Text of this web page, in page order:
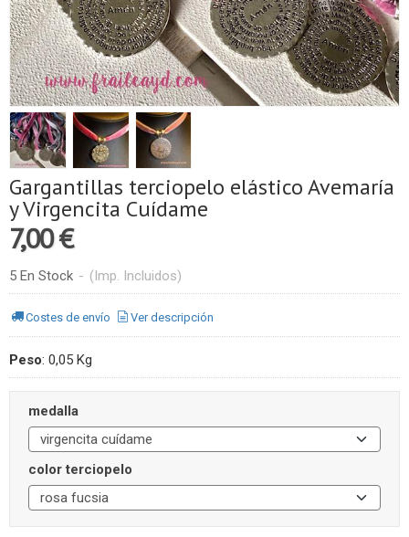
Gargantillas terciopelo elástico Avemaría
y Virgencita Cuídame
7,00 €
5 En Stock - (Imp. Incluidos)
Costes de envío Ver descripción
Peso: 0,05 Kg
medalla
color terciopelo